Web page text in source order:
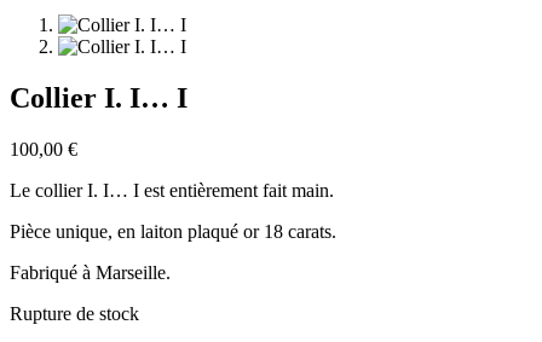
Collier I. I… I
100,00 €
Le collier I. I… I est entièrement fait main.
Pièce unique, en laiton plaqué or 18 carats.
Fabriqué à Marseille.
Rupture de stock